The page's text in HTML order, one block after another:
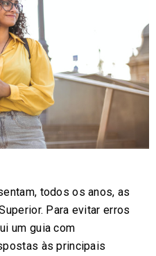
todos os anos, as
Para evitar erros
um guia com
às principais